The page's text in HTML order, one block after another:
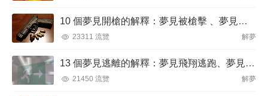
10 個夢見開槍的解釋：夢見被槍擊 、夢見被槍威脅
23311 流覽 解夢
13 個夢見逃離的解釋：夢見飛翔逃跑、夢見逃離火焰
21450 流覽 解夢